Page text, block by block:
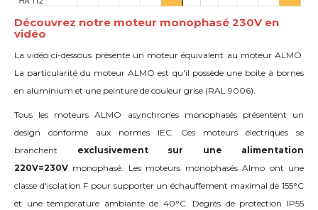
Découvrez notre moteur monophasé 230V en
vidéo
La vidéo ci-dessous présente un moteur équivalent au moteur ALMO.
La particularité du moteur ALMO est qu'il possède une boite à bornes
en aluminium et une peinture de couleur grise (RAL 9006).
Tous les moteurs ALMO asynchrones monophasés présentent un
design conforme aux normes IEC. Ces moteurs électriques se
branchent exclusivement sur une alimentation
220V=230V monophasé. Les moteurs monophasés Almo ont une
classe d'isolation F pour supporter un échauffement maximal de 155°C
et une température ambiante de 40°C. Degrés de protection IP55